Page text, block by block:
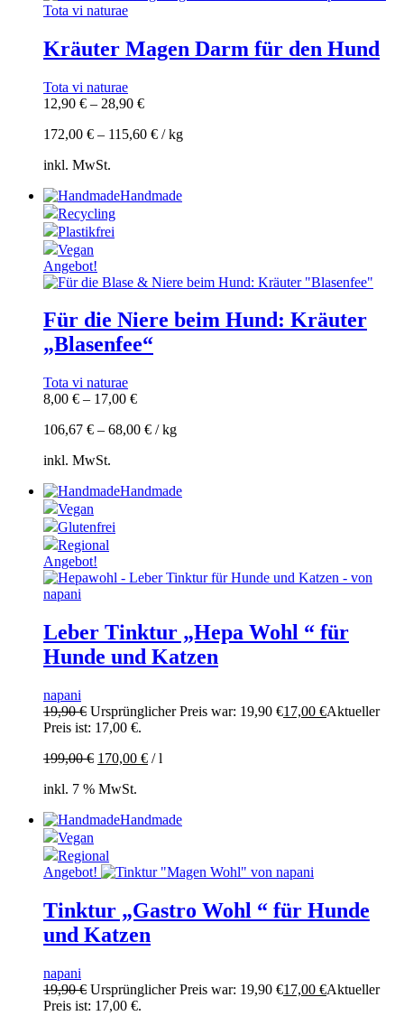
Kräuter Magen Darm für den Hund
Tota vi naturae
12,90 € – 28,90 €
172,00 € – 115,60 € /kg
inkl. MwSt.
Handmade
Recycling
Plastikfrei
Vegan
Angebot!
Für die Niere beim Hund: Kräuter
„Blasenfee“
Tota vi naturae
8,00 € – 17,00 €
106,67 € – 68,00 € /kg
inkl. MwSt.
Handmade
Vegan
Glutenfrei
Regional
Angebot!
Leber Tinktur „Hepa Wohl “ für
Hunde und Katzen
napani
19,90€ Ursprünglicher Preis war: 19,90 €17,00 €Aktueller
Preis ist: 17,00 €.
199,00€ 170,00 € /l
inkl. 7 % MwSt.
Handmade
Vegan
Regional
Angebot!
Tinktur „Gastro Wohl “ für Hunde
und Katzen
napani
19,90€ Ursprünglicher Preis war: 19,90 €17,00 €Aktueller
Preis ist: 17,00 €.